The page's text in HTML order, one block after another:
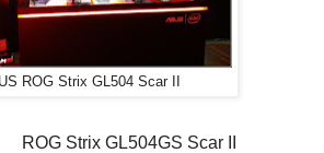
ROG Strix GL504 Scar II
ROG Strix GL504GS Scar II